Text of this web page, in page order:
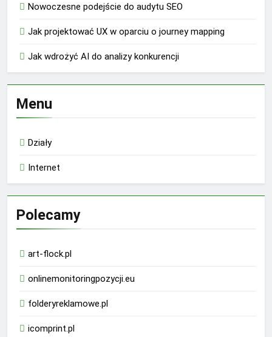
Nowoczesne podejście do audytu SEO
Jak projektować UX w oparciu o journey mapping
Jak wdrożyć AI do analizy konkurencji
Menu
Działy
Internet
Polecamy
art-flock.pl
onlinemonitoringpozycji.eu
folderyreklamowe.pl
icomprint.pl